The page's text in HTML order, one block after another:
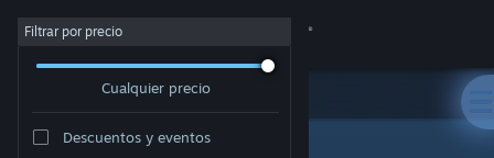
Iniciar sesión
Filtrar por precio
Cualquier precio
Descuentos y eventos